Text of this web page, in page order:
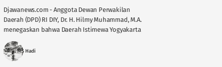
Djawanews.com - Anggota Dewan Perwakilan
Daerah (DPD) RI DIY, Dr. H. Hilmy Muhammad, M.A.
menegaskan bahwa Daerah Istimewa Yogyakarta
stabilitas ....
MS Hadi